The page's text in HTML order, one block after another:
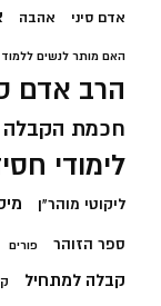
אדם סיני אהבה
האם מותר לנשים
הרב אדם
חכמת הקבלה
לימודי
ליקוטי מוהר"ן
ספר הזוהר פורים
קבלה למתחיל